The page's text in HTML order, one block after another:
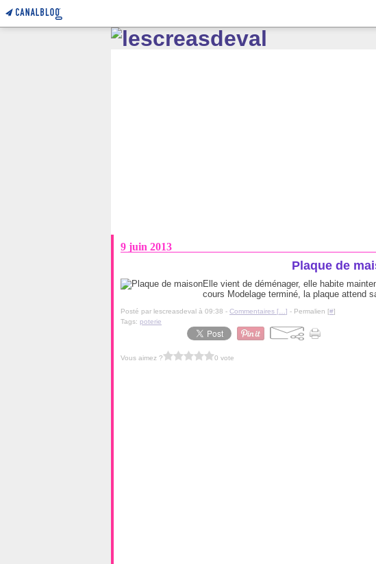
9 juin 2013
Plaque de
Elle vient de déménager, elle habite
cours Modelage terminé, la plaque attend
Posté par lescreasdeval à 09:38 - Commentaires [ ] - Permalien [#]
Tags: poterie
Vous aimez ? 0 vote